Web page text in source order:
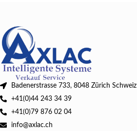
Badenerstrasse 733, 8048 Zürich Schweiz
+41(0)44 243 34 39
+41(0)79 876 02 04
info@axlac.ch